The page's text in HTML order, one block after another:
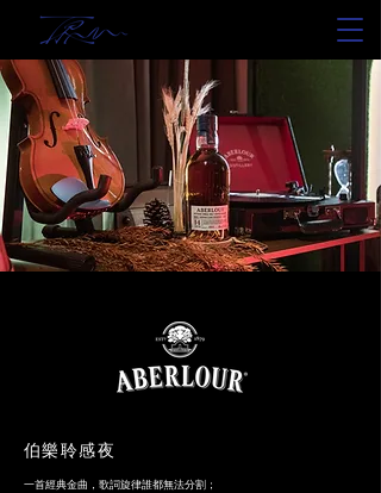
伯樂聆感夜
一首經典金曲，歌詞旋律誰都無法分割；